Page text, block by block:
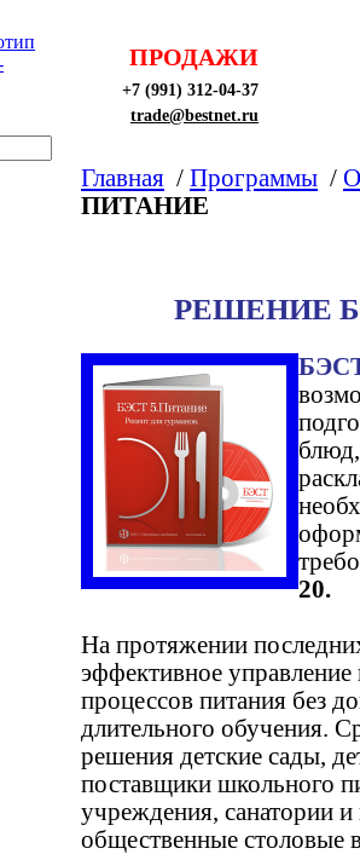
ПРОДАЖИ
+7 (991) 312-04-37
trade@bestnet.ru
Главная / Программы /
ПИТАНИЕ
РЕШЕНИЕ
20.
На протяжении
эффективное управление
процессов питания без
длительного обучения.
решения детские сады,
поставщики школьного
учреждения, санатории
общественные столовые